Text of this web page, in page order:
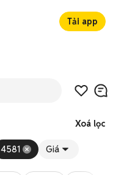
Tải app
Xoá lọc
4581 Giá